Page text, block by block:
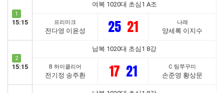
1
15:15
여복 1020대 초심1 A조
프리미크
전다영 이윤성 25 21 나래
양세록 이지수
2
15:15
남복 1020대 초심1 8강
B 하이클리어
전기정 송주환 17 21 C 팀쭈꾸미
손준영 황상문